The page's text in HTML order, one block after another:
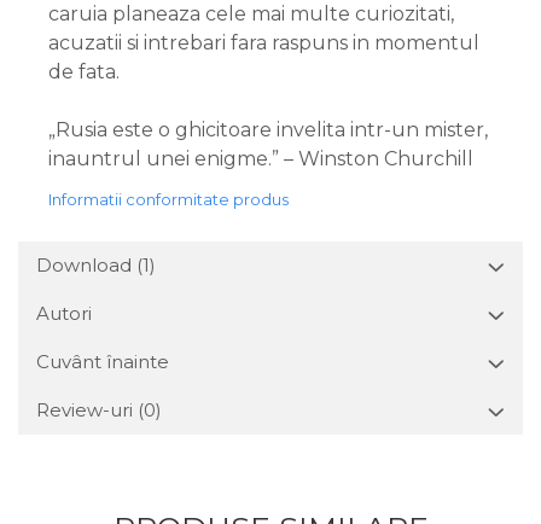
caruia planeaza cele mai multe curiozitati,
acuzatii si intrebari fara raspuns in momentul
de fata.
„Rusia este o ghicitoare invelita intr-un mister,
inauntrul unei enigme.” – Winston Churchill
Informatii conformitate produs
Download (1)
Autori
Cuvânt înainte
Review-uri (0)